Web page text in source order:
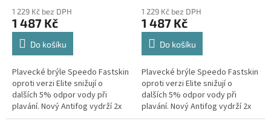
1 229 Kč bez DPH
1 487 Kč
Do košíku
Plavecké brýle Speedo Fastskin
oproti verzi Elite snižují o
dalších 5% odpor vody při
plavání. Nový Antifog vydrží 2x
déle proti zamlžování, je nově
1 229 Kč bez DPH
1 487 Kč
Do košíku
Plavecké brýle Speedo Fastskin
oproti verzi Elite snižují o
dalších 5% odpor vody při
plavání. Nový Antifog vydrží 2x
déle proti zamlžování, je nově